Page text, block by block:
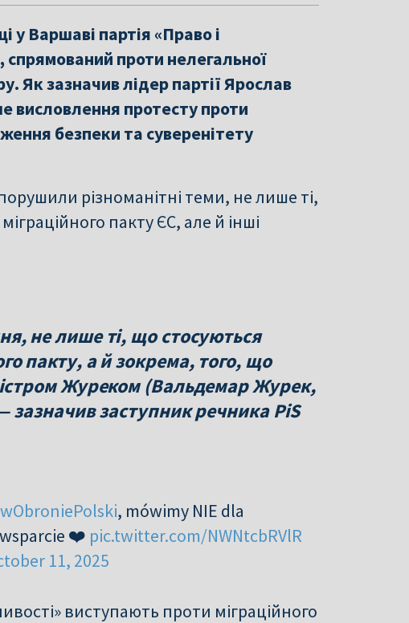
у Варшаві партія «Право і
спрямований проти нелегальної
Як зазначив лідер партії Ярослав
висловлення протесту проти
безпеки та суверенітету
різноманітні теми, не лише ті,
пакту ЄС, але й інші
не лише ті, що стосуються
пакту, а й зокрема, того, що
Журеком (Вальдемар Журек,
зазначив заступник речника PiS
, mówimy NIE dla
wsparcie ❤️ pic.twitter.com/NWNtcbRVlR
11, 2025
виступають проти міграційного